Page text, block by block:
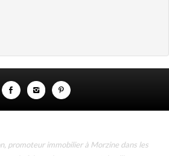
promoteur immobilier à Morzine dans les